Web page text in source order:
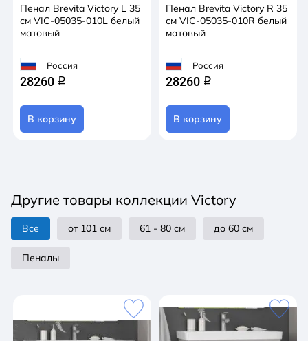
Пенал Brevita Victory L 35
см VIC-05035-010L белый
матовый
Россия
28260 q
В корзину
Пенал Brevita Victory R 35
см VIC-05035-010R белый
матовый
Россия
28260 q
В корзину
Другие товары коллекции Victory
Все от 101 см 61 - 80 см до 60 см
Пеналы